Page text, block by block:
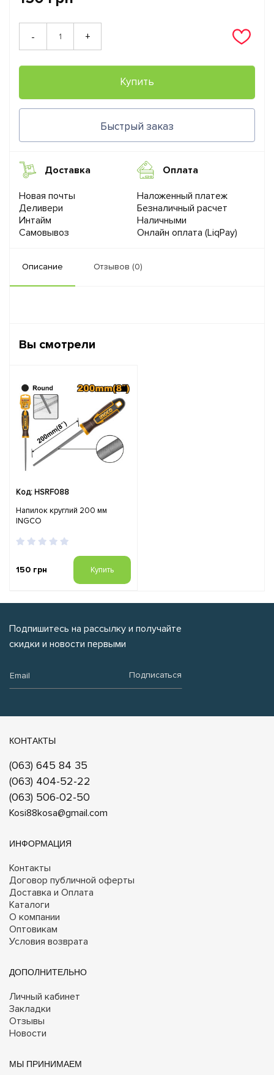
- +
Купить
Быстрый заказ
Доставка
Новая почты
Деливери
Интайм
Самовывоз
Оплата
Наложенный платеж
Безналичный расчет
Наличными
Онлайн оплата (LiqPay)
Описание Отзывов (0)
Вы смотрели
Код: HSRF088
Напилок круглий 200 мм
INGCO
150 грн Купить
Подпишитесь на рассылку и получайте
скидки и новости первыми
Подписаться
КОНТАКТЫ
(063) 645 84 35
(063) 404-52-22
(063) 506-02-50
Kosi88kosa@gmail.com
ИНФОРМАЦИЯ
Контакты
Договор публичной оферты
Доставка и Оплата
Каталоги
О компании
Оптовикам
Условия возврата
ДОПОЛНИТЕЛЬНО
Личный кабинет
Закладки
Отзывы
Новости
МЫ ПРИНИМАЕМ